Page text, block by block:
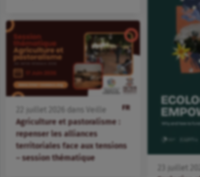
juillet
FR
juillet dans
Veille
Agriculture et pastoralisme :
repenser les alliances
territoriales face aux tensions
– session thématique